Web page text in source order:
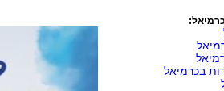
בכרמיאל